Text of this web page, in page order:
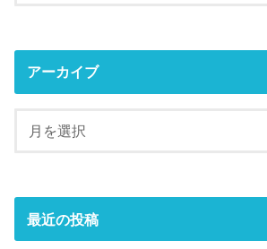
アーカイブ
最近の投稿